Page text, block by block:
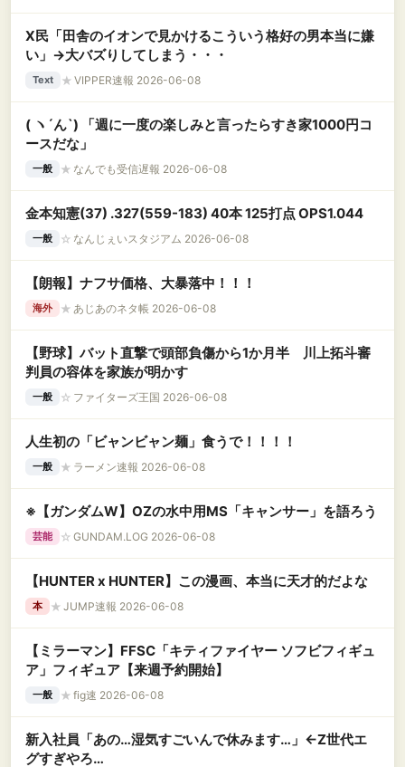
X民「田舎のイオンで見かけるこういう格好の男本当に嫌
い」→大バズりしてしまう・・・
Text ★ VIPPER速報 2026-06-08
( ヽ´ん`) 「週に一度の楽しみと言ったらすき家1000円コ
ースだな」
一般 ★ なんでも受信遅報 2026-06-08
金本知憲(37) .327(559-183) 40本 125打点 OPS1.044
一般 ☆ なんじぇいスタジアム 2026-06-08
【朗報】ナフサ価格、大暴落中！！！
海外 ★ あじあのネタ帳 2026-06-08
【野球】バット直撃で頭部負傷から1か月半 川上拓斗審
判員の容体を家族が明かす
一般 ☆ ファイターズ王国 2026-06-08
人生初の「ビャンビャン麺」食うで！！！！
一般 ★ ラーメン速報 2026-06-08
※【ガンダムW】OZの水中用MS「キャンサー」を語ろう
芸能 ☆ GUNDAM.LOG 2026-06-08
【HUNTER x HUNTER】この漫画、本当に天才的だよな
本 ★ JUMP速報 2026-06-08
【ミラーマン】FFSC「キティファイヤー ソフビフィギュ
ア」フィギュア【来週予約開始】
一般 ★ fig速 2026-06-08
新入社員「あの…湿気すごいんで休みます…」←Z世代エ
グすぎやろ…